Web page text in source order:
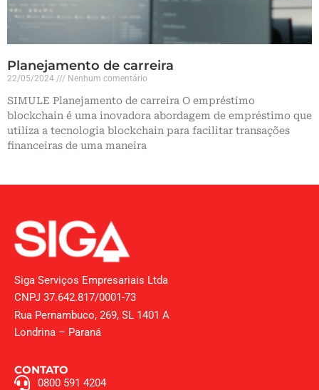
Planejamento de carreira
22/05/2024 Nenhum comentário
SIMULE Planejamento de carreira O empréstimo
blockchain é uma inovadora abordagem de empréstimo que
utiliza a tecnologia blockchain para facilitar transações
financeiras de uma maneira
Siga Serviços Empresariais Ltda
CNPJ 37.642.817/0001-73
Rua Pernambuco, 269, SL 1401 A
Londrina – Paraná
CONTATO
0800 591 4204